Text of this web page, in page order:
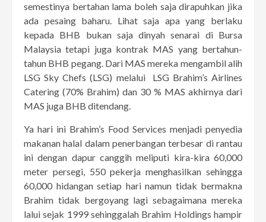
semestinya bertahan lama boleh saja dirapuhkan jika
ada pesaing baharu. Lihat saja apa yang berlaku
kepada BHB bukan saja dinyah senarai di Bursa
Malaysia tetapi juga kontrak MAS yang bertahun-
tahun BHB pegang. Dari MAS mereka mengambil alih
LSG Sky Chefs (LSG) melalui LSG Brahim’s Airlines
Catering (70% Brahim) dan 30 % MAS akhirnya dari
MAS juga BHB ditendang.
Ya hari ini Brahim’s Food Services menjadi penyedia
makanan halal dalam penerbangan terbesar di rantau
ini dengan dapur canggih meliputi kira-kira 60,000
meter persegi, 550 pekerja menghasilkan sehingga
60,000 hidangan setiap hari namun tidak bermakna
Brahim tidak bergoyang lagi sebagaimana mereka
lalui sejak 1999 sehinggalah Brahim Holdings hampir